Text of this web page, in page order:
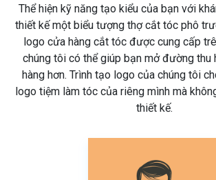
Thể hiện kỹ năng tạo kiểu của bạn với
thiết kế một biểu tượng thợ cắt tóc phô
logo cửa hàng cắt tóc được cung cấp
chúng tôi có thể giúp bạn mở đường thu
hàng hơn. Trình tạo logo của chúng tôi
logo tiệm làm tóc của riêng mình mà
thiết kế.